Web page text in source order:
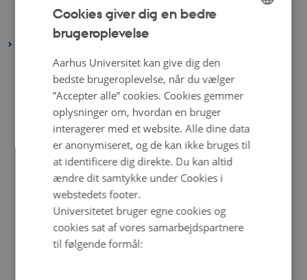
(4 poster)
december 2022(1 post)
november 2022 (2 poster)
oktober 2022
september 2022(4 poster)
august 2022(4 poster)
juli 2022(5 poster)
juni 2022(1 post)
maj 2022
(6 poster)
april 2022(4 poster)
februar 2022(4 poster)
Cookies giver dig en bedre
brugeroplevelse
Aarhus Universitet kan give dig den
bedste brugeroplevelse, når du vælger
”Accepter alle” cookies. Cookies gemmer
oplysninger om, hvordan en bruger
interagerer med et website. Alle dine data
er anonymiseret, og de kan ikke bruges til
at identificere dig direkte. Du kan altid
ændre dit samtykke under Cookies i
webstedets footer.
Universitetet bruger egne cookies og
cookies sat af vores samarbejdspartnere
til følgende formål: